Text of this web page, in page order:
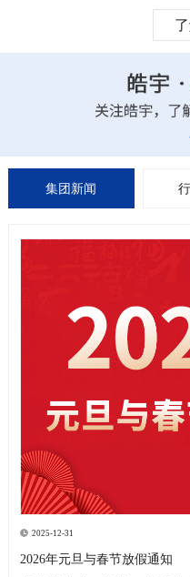
集团新闻
2025-12-31
2026年元旦与春节放假通知